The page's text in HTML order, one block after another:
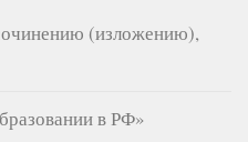
(изложению),
в РФ»